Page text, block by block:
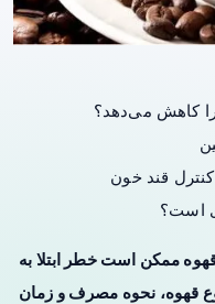
قند خون
است؟
ممکن است خطر ابتلا به
نوع قهوه، نحوه مصرف و زمان